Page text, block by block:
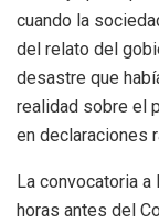
cuando la
del relato del
desastre que
realidad sobre el
en declaraciones
La convocatoria
horas antes del